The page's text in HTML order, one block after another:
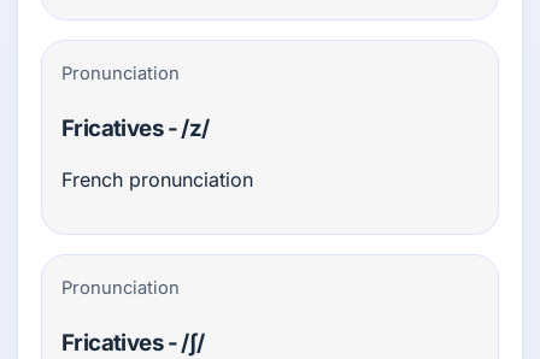
Pronunciation
Fricatives - /z/
French pronunciation
Pronunciation
Fricatives - /ʃ/